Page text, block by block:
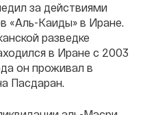
за действиями
«Аль-Каиды» в Иране.
разведке
в Иране с 2003
он проживал в
Пасдаран.